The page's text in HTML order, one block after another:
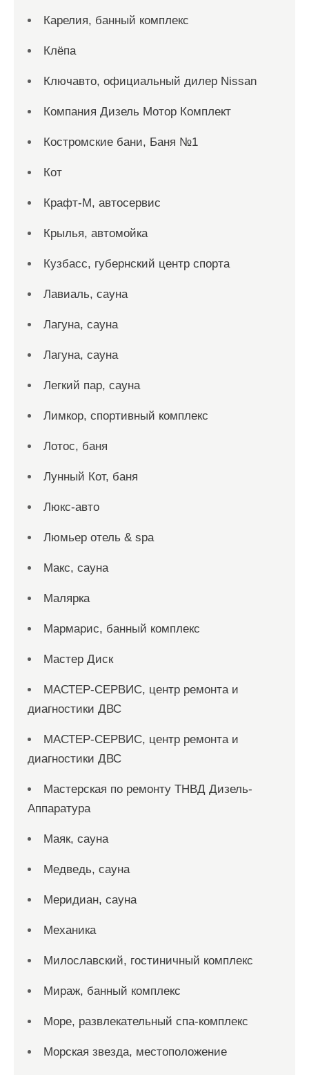
Карелия, банный комплекс
Клёпа
Ключавто, официальный дилер Nissan
Компания Дизель Мотор Комплект
Костромские бани, Баня №1
Кот
Крафт-М, автосервис
Крылья, автомойка
Кузбасс, губернский центр спорта
Лавиаль, сауна
Лагуна, сауна
Лагуна, сауна
Легкий пар, сауна
Лимкор, спортивный комплекс
Лотос, баня
Лунный Кот, баня
Люкс-авто
Люмьер отель & spa
Макс, сауна
Малярка
Мармарис, банный комплекс
Мастер Диск
МАСТЕР-СЕРВИС, центр ремонта и
диагностики ДВС
МАСТЕР-СЕРВИС, центр ремонта и
диагностики ДВС
Мастерская по ремонту ТНВД Дизель-
Аппаратура
Маяк, сауна
Медведь, сауна
Меридиан, сауна
Механика
Милославский, гостиничный комплекс
Мираж, банный комплекс
Море, развлекательный спа-комплекс
Морская звезда, местоположение